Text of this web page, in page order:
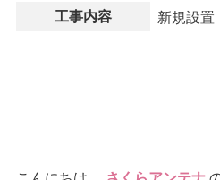
工事内容 新規設置